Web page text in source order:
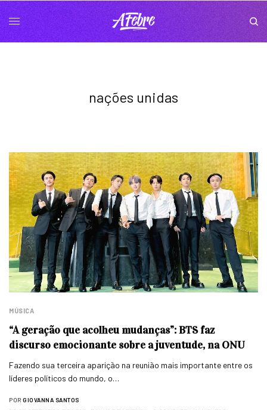
nações unidas
MÚSICA
“A geração que acolheu mudanças”: BTS faz
discurso emocionante sobre a juventude, na ONU
Fazendo sua terceira aparição na reunião mais importante entre os
líderes políticos do mundo, o…
POR GIOVANNA SANTOS